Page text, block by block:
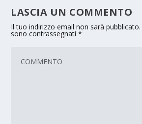
LASCIA UN COMMENTO
Il tuo indirizzo email non sarà pubblicato.
sono contrassegnati*